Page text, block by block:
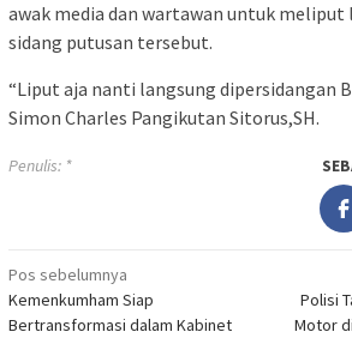
awak media dan wartawan untuk meliput
sidang putusan tersebut.
“Liput aja nanti langsung dipersidangan
Simon Charles Pangikutan Sitorus,SH.
Penulis: *
Navigasi
pos
Pos sebelumnya
Kemenkumham Siap
Bertransformasi dalam Kabinet
Polisi
Motor